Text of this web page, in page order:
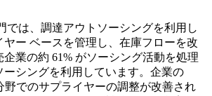
では、調達アウトソーシングを利用し
ー ベースを管理し、在庫フローを改
業の約 61% がソーシング活動を処理
ーシングを利用しています。企業の
野でのサプライヤーの調整が改善され